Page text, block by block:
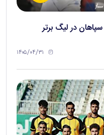
سپاهان در لیگ برتر
۱۴۰۵/۰۴/۳۱